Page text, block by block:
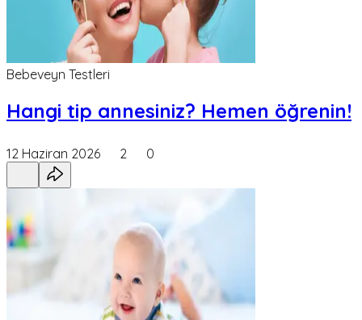
Bebeveyn Testleri
Hangi tip annesiniz? Hemen öğrenin!
12 Haziran 2026 2 0